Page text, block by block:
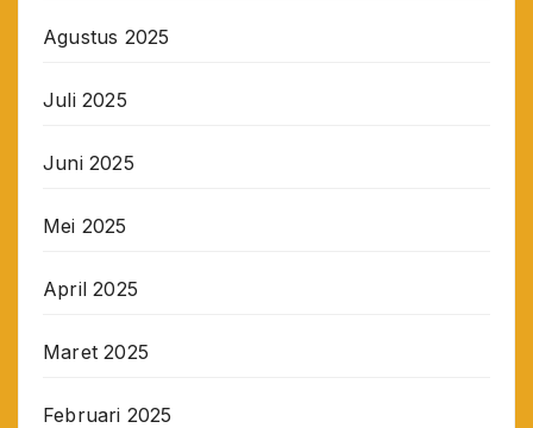
Agustus 2025
Juli 2025
Juni 2025
Mei 2025
April 2025
Maret 2025
Februari 2025